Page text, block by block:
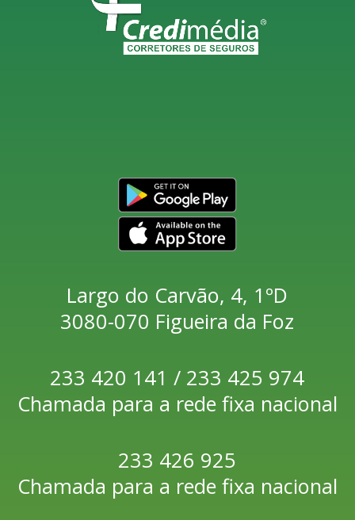
Largo do Carvão, 4, 1ºD
3080-070 Figueira da Foz
233 420 141 / 233 425 974
Chamada para a rede fixa nacional
233 426 925
Chamada para a rede fixa nacional